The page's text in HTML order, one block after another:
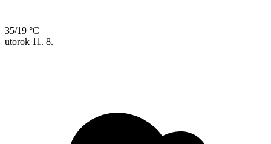
35/19 °C
utorok 11. 8.